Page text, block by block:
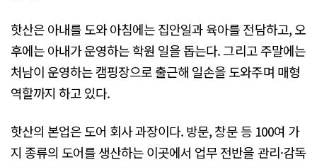
핫산은 아내를 도와 아침에는 집안일과 육아를 전담하고, 오
후에는 아내가 운영하는 학원 일을 돕는다. 그리고 주말에는
처남이 운영하는 캠핑장으로 출근해 일손을 도와주며 매형
역할까지 하고 있다.
핫산의 본업은 도어 회사 과장이다. 방문, 창문 등 100여 가
지 종류의 도어를 생산하는 이곳에서 업무 전반을 관리·감독